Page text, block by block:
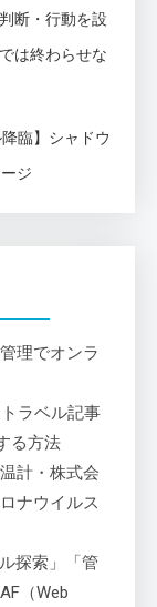
断・行動を設
は終わらせな
臨】シャドウ
ジ
理でオンラ
ラベル記事
る方法
計・株式会
ナウイルス
探索」「管
（Web